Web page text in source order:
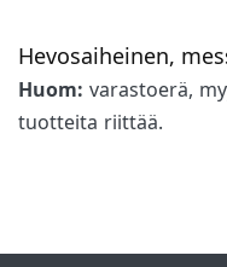
Hevosaiheinen,
Huom: varastoerä,
tuotteita riittää.